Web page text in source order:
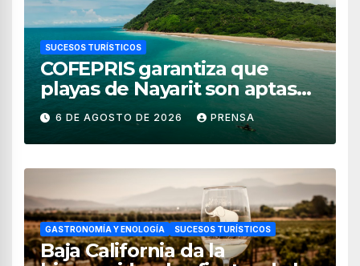
SUCESOS TURÍSTICOS
COFEPRIS garantiza que
playas de Nayarit son aptas
para uso recreativo
6 DE AGOSTO DE 2026 PRENSA
GASTRONOMÍA Y ENOLOGÍA SUCESOS TURÍSTICOS
Baja California da la